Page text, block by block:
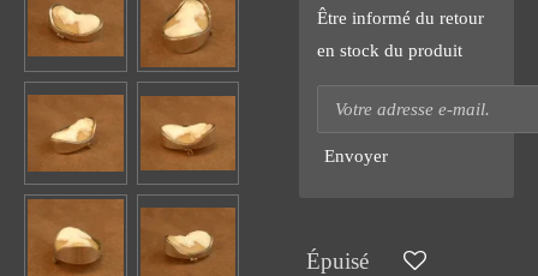
Être informé du retour
en stock du produit
Envoyer
Épuisé